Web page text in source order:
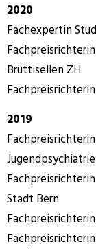
2020
Fachexpertin
Brüttisellen ZH
2019
Stadt Bern